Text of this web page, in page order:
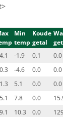
Min
temp
Koude
getal
-1.9 0.1 0.0
-4.6 0.0 0.0
5.1 0.0 0.0
7.8 0.0
10.3 0.0